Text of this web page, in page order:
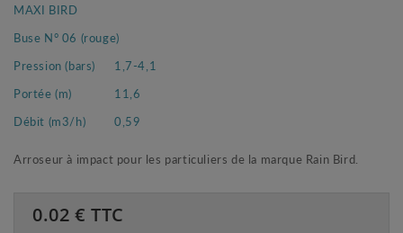
MAXI BIRD
Buse N° 06 (rouge)
Pression (bars)
1,7-4,1
Portée (m)
11,6
Débit (m3/h)
0,59
Arroseur à impact pour les particuliers de la marque Rain Bird.
0.02 € TTC